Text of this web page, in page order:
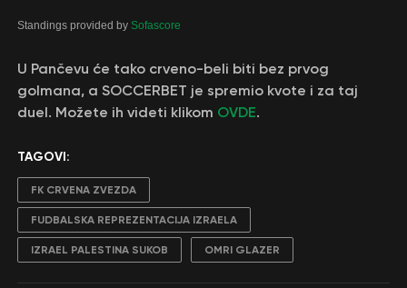
Standings provided by Sofascore
U Pančevu će tako crveno-beli biti bez prvog
golmana, a SOCCERBET je spremio kvote i za taj
duel. Možete ih videti klikom OVDE.
TAGOVI:
FK CRVENA ZVEZDA
FUDBALSKA REPREZENTACIJA IZRAELA
IZRAEL PALESTINA SUKOB OMRI GLAZER